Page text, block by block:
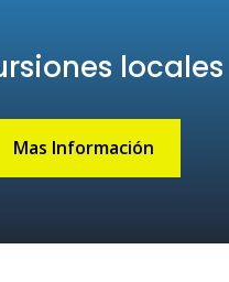
locales
Mas Información